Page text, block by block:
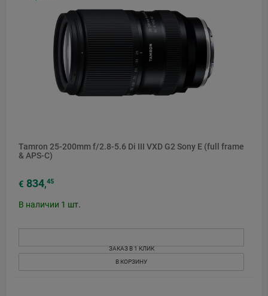
Tamron 25-200mm f/2.8-5.6 Di III VXD G2 Sony E (full frame
& APS-C)
€ 834,45
В наличии 1 шт.
ЗАКАЗ В 1 КЛИК
В КОРЗИНУ